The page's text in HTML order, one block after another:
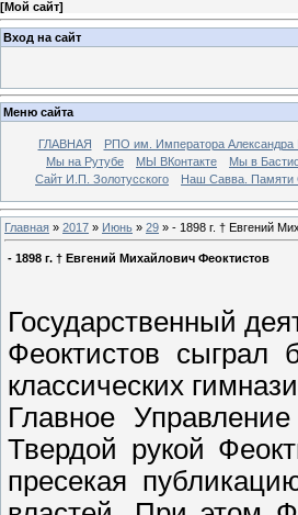
[Мой сайт]
Вход на сайт
Меню сайта
ГЛАВНАЯ РПО им. Императора Александра
Мы на Рутубе
МЫ ВКонтакте Мы в
Сайт И.П. Золотусского
Наш Савва.
Главная » 2017 » Июнь » 29 » - 1898 г. † Евгений
- 1898 г. † Евгений Михайлович Феоктистов
Государственный
Феоктистов
классических
Главное
Твердой рукой
пресекая